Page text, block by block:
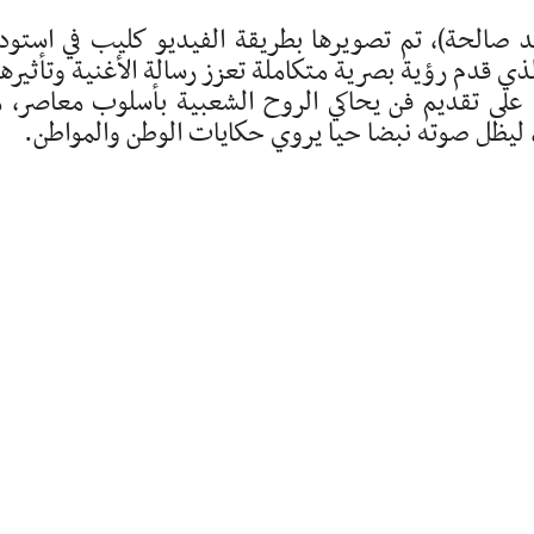
صالحة)، تم تصويرها بطريقة الفيديو كليب في
رؤية بصرية متكاملة تعزز رسالة الأغنية
تقديم فن يحاكي الروح الشعبية بأسلوب
ليظل صوته نبضا حيا يروي حكايات الوطن والمواطن.